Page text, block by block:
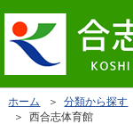
ホーム ＞分類から探す
＞ 西合志体育館